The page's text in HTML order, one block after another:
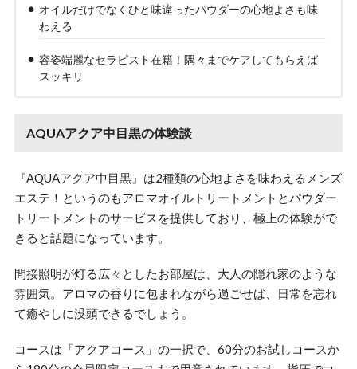
オイルだけでなくひと味違ったパウダーの心地よさも味
わえる
容姿端麗なセラピスト在籍！隅々までケアしてもらえば
スッキリ
AQUAアクア中目黒の体験談
『AQUAアクア中目黒』は2種類の心地よさを味わえるメンズ
エステ！というのもアロマオイルトリートメントとパウダー
トリートメントのサービスを提供しており、極上の体験がで
きると話題になっています。
間接照明が灯る広々としたお部屋は、大人の隠れ家のような
雰囲気。アロマの香りに包まれながら過ごせば、日常を忘れ
て癒やしに没頭できるでしょう。
コースは「アクアコース」の一択で、60分のお試しコースか